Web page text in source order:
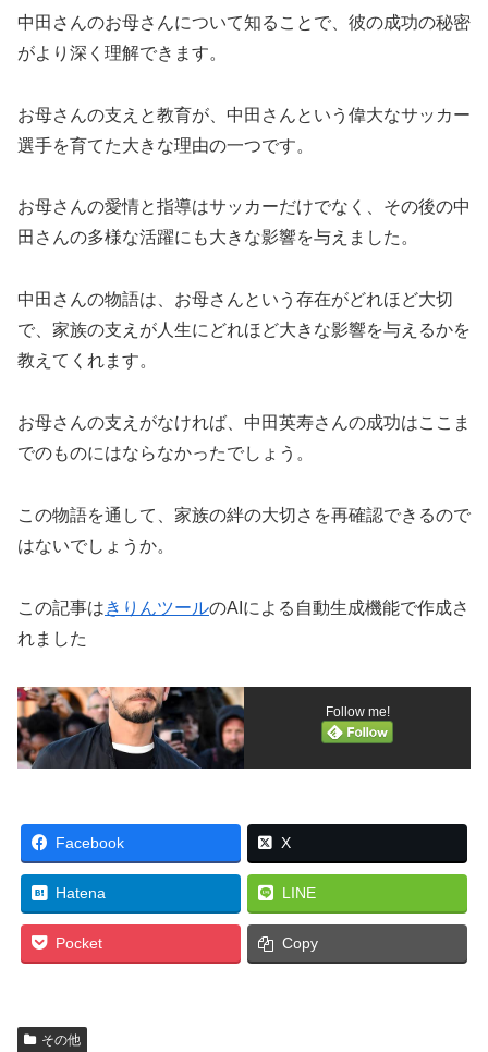
中田さんのお母さんについて知ることで、彼の成功の秘密
がより深く理解できます。
お母さんの支えと教育が、中田さんという偉大なサッカー
選手を育てた大きな理由の一つです。
お母さんの愛情と指導はサッカーだけでなく、その後の中
田さんの多様な活躍にも大きな影響を与えました。
中田さんの物語は、お母さんという存在がどれほど大切
で、家族の支えが人生にどれほど大きな影響を与えるかを
教えてくれます。
お母さんの支えがなければ、中田英寿さんの成功はここま
でのものにはならなかったでしょう。
この物語を通して、家族の絆の大切さを再確認できるので
はないでしょうか。
この記事はきりんツールのAIによる自動生成機能で作成さ
れました
Follow me!
Facebook X
Hatena LINE
Pocket Copy
その他